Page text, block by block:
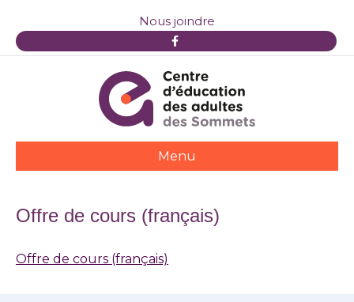
Nous joindre
F
a
e
b
o
o
k
Menu
Offre de cours (français)
Offre de cours (français)